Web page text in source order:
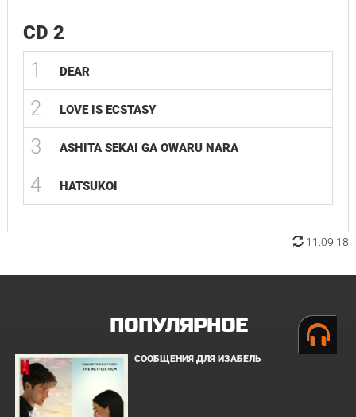
CD 2
1 DEAR
2 LOVE IS ECSTASY
3 ASHITA SEKAI GA OWARU NARA
4 HATSUKOI
11.09.18
ПОПУЛЯРНОЕ
СООБЩЕНИЯ ДЛЯ ИЗАБЕЛЬ